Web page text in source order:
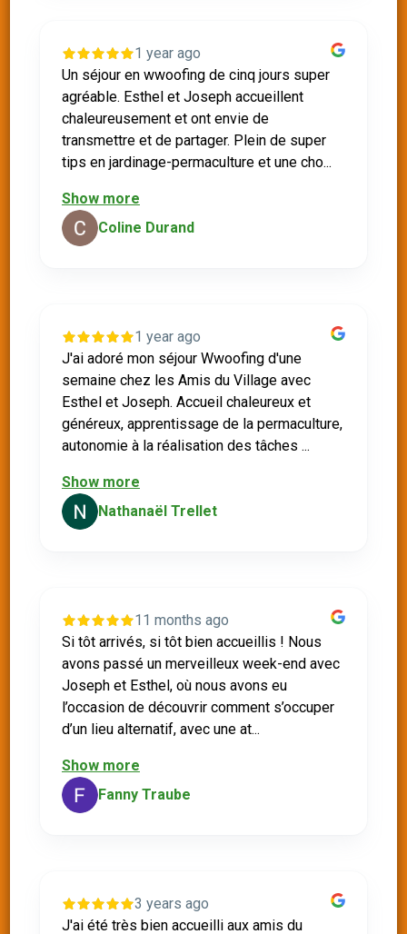
1 year ago
Un séjour en wwoofing de cinq jours super
agréable. Esthel et Joseph accueillent
chaleureusement et ont envie de
transmettre et de partager. Plein de super
tips en jardinage-permaculture et une cho...
Show more
Coline Durand
1 year ago
J'ai adoré mon séjour Wwoofing d'une
semaine chez les Amis du Village avec
Esthel et Joseph. Accueil chaleureux et
généreux, apprentissage de la permaculture,
autonomie à la réalisation des tâches ...
Show more
Nathanaël Trellet
11 months ago
Si tôt arrivés, si tôt bien accueillis ! Nous
avons passé un merveilleux week-end avec
Joseph et Esthel, où nous avons eu
l’occasion de découvrir comment s’occuper
d’un lieu alternatif, avec une at...
Show more
Fanny Traube
3 years ago
J'ai été très bien accueilli aux amis du